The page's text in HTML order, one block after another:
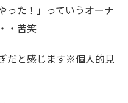
った！」っていうオーナ
・苦笑
だと感じます※個人的見